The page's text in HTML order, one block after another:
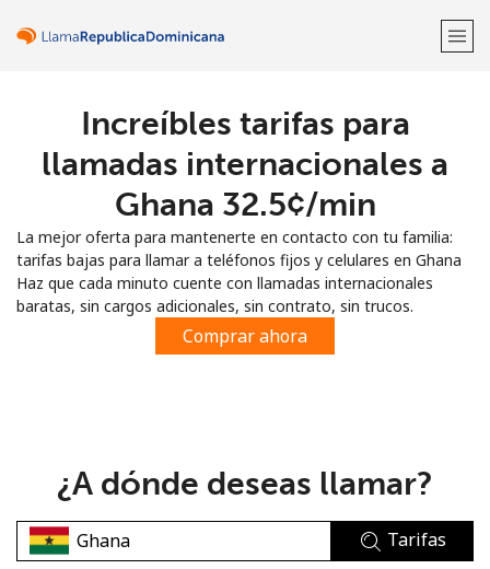
¡Bienvenido!
Regístrate con
Increíbles tarifas para
llamadas internacionales a
Ghana ⁦32.5¢⁩/min
La mejor oferta para mantenerte en contacto con tu familia:
tarifas bajas para llamar a teléfonos fijos y celulares en Ghana
Haz que cada minuto cuente con llamadas internacionales
baratas, sin cargos adicionales, sin contrato, sin trucos.
Comprar ahora
¿A dónde deseas llamar?
Tarifas